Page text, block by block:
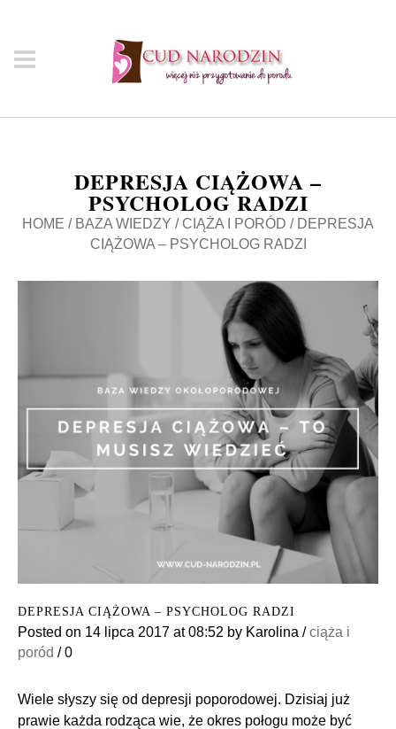
DEPRESJA CIĄŻOWA –
PSYCHOLOG RADZI
HOME / BAZA WIEDZY / CIĄŻA I PORÓD / DEPRESJA
CIĄŻOWA – PSYCHOLOG RADZI
DEPRESJA CIĄŻOWA – PSYCHOLOG RADZI
Posted on 14 lipca 2017 at 08:52 by Karolina /ciąża i
poród /0
Wiele słyszy się od depresji poporodowej. Dzisiaj już
prawie każda rodząca wie, że okres połogu może być